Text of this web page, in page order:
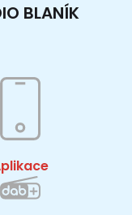
BLANÍK